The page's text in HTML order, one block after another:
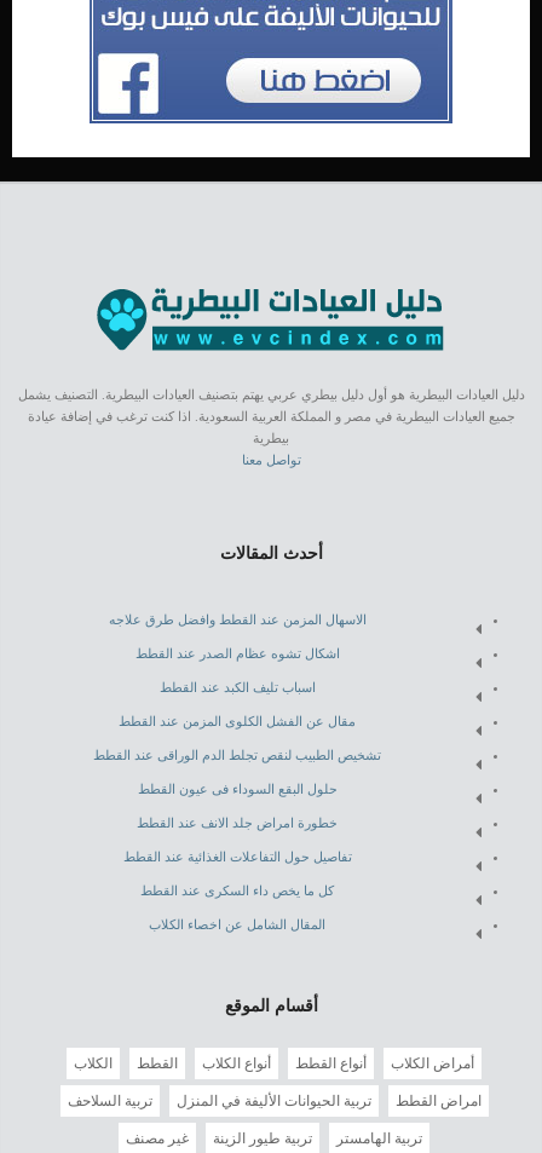
دليل العيادات البيطرية هو أول دليل بيطري عربي يهتم بتصنيف العيادات البيطرية. التصنيف يشمل
جميع العيادات البيطرية في مصر و المملكة العربية السعودية. اذا كنت ترغب في إضافة عيادة
بيطرية
تواصل معنا
أحدث المقالات
الاسهال المزمن عند القطط وافضل طرق علاجه
اشكال تشوه عظام الصدر عند القطط
اسباب تليف الكبد عند القطط
مقال عن الفشل الكلوى المزمن عند القطط
تشخيص الطبيب لنقص تجلط الدم الوراقى عند القطط
حلول البقع السوداء فى عيون القطط
خطورة امراض جلد الانف عند القطط
تفاصيل حول التفاعلات الغذائية عند القطط
كل ما يخص داء السكرى عند القطط
المقال الشامل عن اخصاء الكلاب
أقسام الموقع
أمراض الكلاب أنواع القطط أنواع الكلاب القطط الكلاب
امراض القطط تربية الحيوانات الأليفة في المنزل تربية السلاحف
تربية الهامستر تربية طيور الزينة غير مصنف